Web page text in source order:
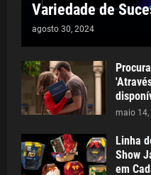
Variedade de
agosto 30, 2024
maio 14,
Linha
Show
em